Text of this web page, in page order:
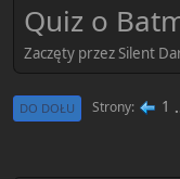
Quiz o
Zaczęty przez Silent
DO DOŁU Strony 1